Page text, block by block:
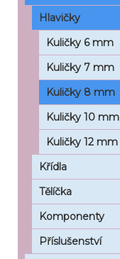
Hlavičky
Kuličky 6 mm
Kuličky 7 mm
Kuličky 8 mm
Kuličky 10 mm
Kuličky 12 mm
Křídla
Tělíčka
Komponenty
Příslušenství